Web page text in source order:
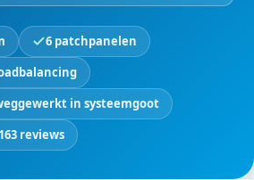
6 patchpanelen
in systeemgoot
reviews